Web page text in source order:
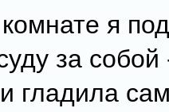
я
за собой
гладила